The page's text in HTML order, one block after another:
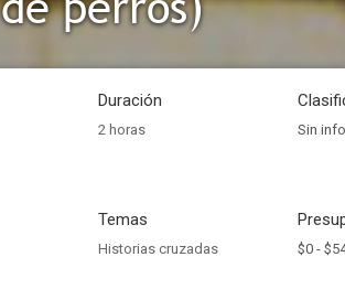
Duración
2 horas Sin
Temas
Historias cruzadas $0 -